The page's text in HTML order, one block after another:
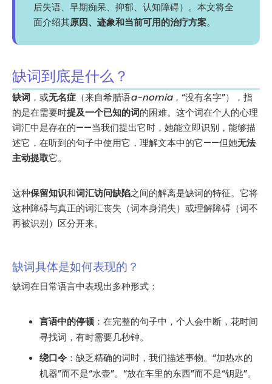
后失语、早期痴呆、抑郁、认知障碍）。本文将全
面介绍其原因、迹象和当前可用的治疗方案。
缺词到底是什么？
缺词 ，或无名症 （来自希腊语a-nomia，“没有名字”），指
的是在需要时提及一个已知的词的困难。这个词在个人的心理
词汇中是存在的——当我们提出它时，她能立即识别，能够描
述它，在听到的句子中使用它，理解文本中的它——但她无法
主动提取它。
这种保留知识和词汇访问缺陷之间的解离是缺词的特征。它将
这种障碍与真正的词汇丧失（词本身消失）或理解障碍（词不
再被识别）区分开来。
缺词具体是如何表现的？
缺词在日常语言中表现出多种形式：
言语中的停顿 ：在完整的句子中，个人会中断，花时间
寻找词，有时需要几秒钟。
绕口令 ：缺乏精确的词时，我们描述事物。“加热水的
机器”而不是“水壶”。“放在车里的东西”而不是“钥匙”。